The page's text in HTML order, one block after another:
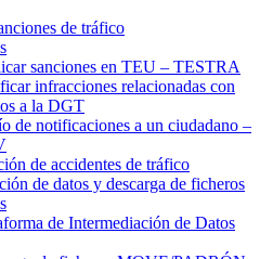
de tráfico
sanciones en TEU – TESTRA
infracciones relacionadas con
a la DGT
de notificaciones a un ciudadano –
de accidentes de tráfico
de datos y descarga de ficheros
de Intermediación de Datos